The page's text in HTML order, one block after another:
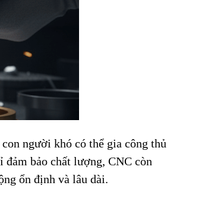
người khó có thể gia công thủ
bảo chất lượng, CNC còn
ổn định và lâu dài.